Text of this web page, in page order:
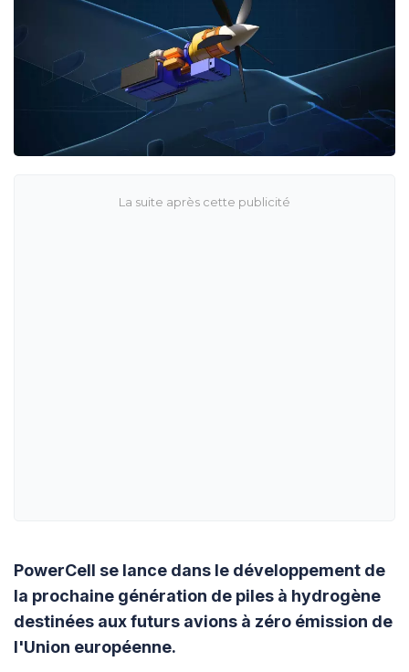
PowerCell se lance dans le développement de
la prochaine génération de piles à hydrogène
destinées aux futurs avions à zéro émission de
l'Union européenne.